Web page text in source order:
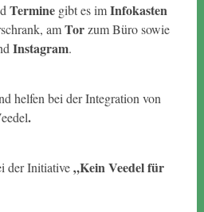
Terminegibt es imInfokasten
amTorzum Büro sowie
Instagram.
helfen bei der Integration von
.
der Initiative„Kein Veedel für